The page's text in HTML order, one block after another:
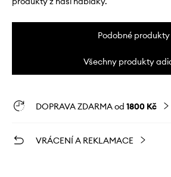
Podobné produkty
Všechny produkty
DOPRAVA ZDARMA od 1800 Kč
VRÁCENÍ A REKLAMACE